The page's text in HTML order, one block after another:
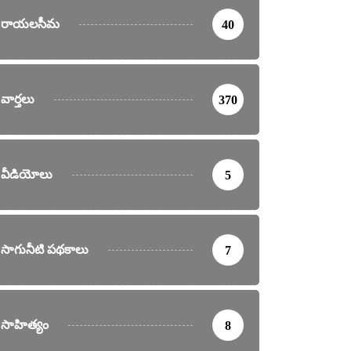
రాయలసీమ 40
వార్తలు 370
వీడియోలు 5
సాగునీటి పథకాలు 7
సాహిత్యం 8